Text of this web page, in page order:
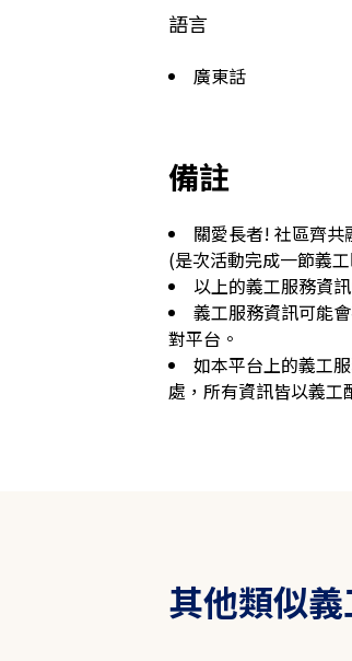
語言
廣東話
備註
關愛長者! 社區齊共
(是次活動完成一節義
以上的義工服務資
義工服務資訊可能
對平台。
如本平台上的義工
處，所有資訊皆以義工
其他類似